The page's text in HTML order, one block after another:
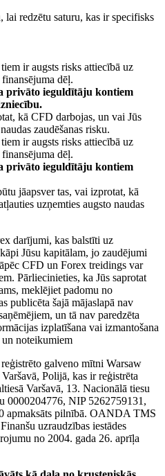
redzētu saturu, kas ir specifisks
ir augsts risks attiecībā uz
dēļ.
privāto ieguldītāju kontiem
kā CFD darbojas, un vai Jūs
zaudēšanas risku.
ir augsts risks attiecībā uz
dēļ.
privāto ieguldītāju kontiem
jāapsver tas, vai izprotat, kā
uzņemties augsto naudas
darījumi, kas balstīti uz
Jūsu kapitālam, jo zaudējumi
CFD un Forex treidings var
Pārliecinieties, ka Jūs saprotat
meklējiet padomu no
publicēta šajā mājaslapā nav
un tā nav paredzēta
izplatīšana vai izmantošana
noteikumiem
galveno mītni Warsaw
Polijā, kas ir reģistrēta
Varšavā, 13. Nacionālā tiesu
0000204776, NIP 5262759131,
apmaksāts pilnībā. OANDA TMS
uzraudzības iestādes
no 2004. gada 26. aprīļa